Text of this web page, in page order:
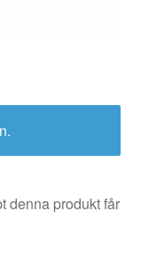
denna produkt får